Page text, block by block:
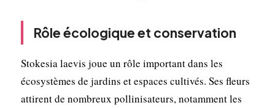
Rôle écologique et conservation
Stokesia laevis joue un rôle important dans les
écosystèmes de jardins et espaces cultivés. Ses fleurs
attirent de nombreux pollinisateurs, notamment les